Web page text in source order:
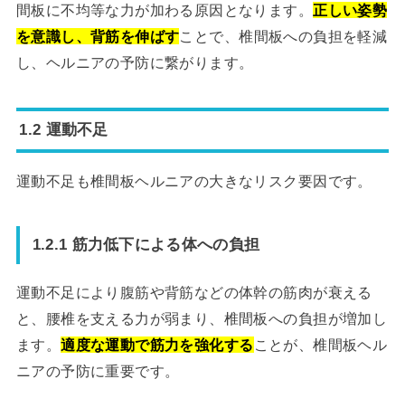
間板に不均等な力が加わる原因となります。 正しい姿勢
を意識し、背筋を伸ばすことで、椎間板への負担を軽減
し、ヘルニアの予防に繋がります。
1.2 運動不足
運動不足も椎間板ヘルニアの大きなリスク要因です。
1.2.1 筋力低下による体への負担
運動不足により腹筋や背筋などの体幹の筋肉が衰える
と、腰椎を支える力が弱まり、椎間板への負担が増加し
ます。適度な運動で筋力を強化する ことが、椎間板ヘル
ニアの予防に重要です。